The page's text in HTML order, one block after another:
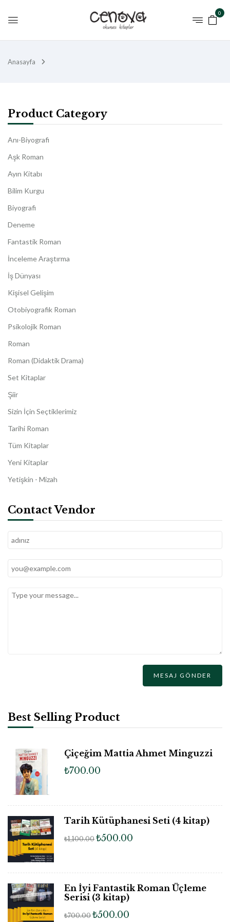
0
Anasayfa
Product Category
Anı-Biyografi
Aşk Roman
Ayın Kitabı
Bilim Kurgu
Biyografi
Deneme
Fantastik Roman
İnceleme Araştırma
İş Dünyası
Kişisel Gelişim
Otobiyografik Roman
Psikolojik Roman
Roman
Roman (Didaktik Drama)
Set Kitaplar
Şiir
Sizin İçin Seçtiklerimiz
Tarihi Roman
Tüm Kitaplar
Yeni Kitaplar
Yetişkin - Mizah
Contact Vendor
Best Selling Product
Çiçeğim Mattia Ahmet Minguzzi
₺700.00
Tarih Kütüphanesi Seti (4 kitap)
₺1,100.00 ₺500.00
En İyi Fantastik Roman Üçleme
Serisi (3 kitap)
₺700.00 ₺500.00